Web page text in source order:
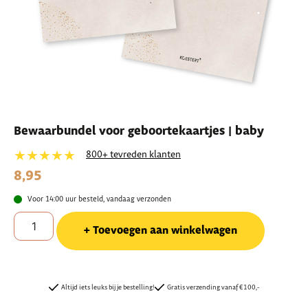
Bewaarbundel voor geboortekaartjes | baby
★★★★★ 800+ tevreden klanten
8,95
Voor 14:00 uur besteld, vandaag verzonden
Toevoegen aan winkelwagen
Altijd iets leuks bij je bestelling! Gratis verzending vanaf €100,-